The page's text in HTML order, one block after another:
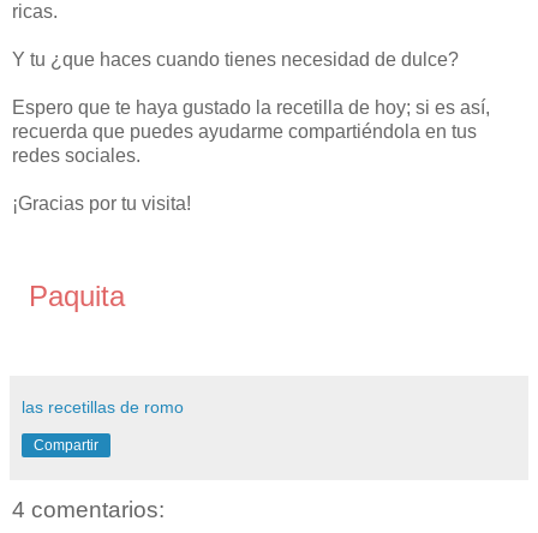
ricas.
Y tu ¿que haces cuando tienes necesidad de dulce?
Espero que te haya gustado la recetilla de hoy; si es así,
recuerda que puedes ayudarme compartiéndola en tus
redes sociales.
¡Gracias por tu visita!
Paquita
las recetillas de romo
Compartir
4 comentarios: